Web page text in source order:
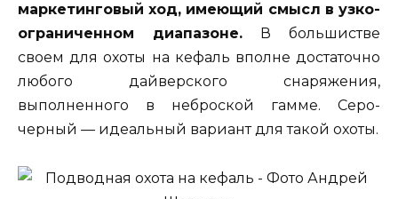
маркетинговый ход, имеющий смысл в узко-
ограниченном диапазоне. В большистве
своем для охоты на кефаль вполне достаточно
любого дайверского снаряжения,
выполненного в неброской гамме. Серо-
черный — идеальный вариант для такой охоты.